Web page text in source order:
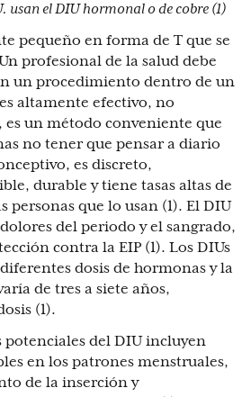
usan el DIU hormonal o de cobre (1)
pequeño en forma de T que se
profesional de la salud debe
un procedimiento dentro de un
altamente efectivo, no
un método conveniente que
no tener que pensar a diario
es discreto,
durable y tiene tasas altas de
personas que lo usan (1). El DIU
del periodo y el sangrado,
contra la EIP (1). Los DIUs
dosis de hormonas y la
de tres a siete años,
(1).
potenciales del DIU incluyen
en los patrones menstruales,
de la inserción y